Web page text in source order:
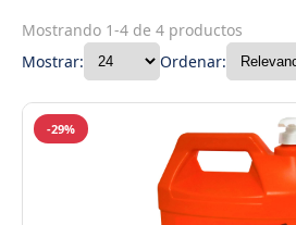
Mostrando 1-4 de 4 productos
Mostrar:
Ordenar:
-29%